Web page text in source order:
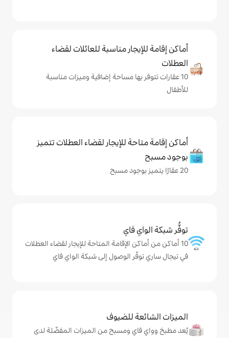
مناسبة للعائلات لقضاء
بها مساحة إضافية وميزات مناسبة
للإيجار لقضاء العطلات تتميز
الإقامة المتاحة للإيجار لقضاء العطلات
الوصول إلى شبكة الواي فاي
ومسبح من الميزات المفضّلة لدى